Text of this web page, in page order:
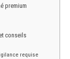
premium
conseils
requise